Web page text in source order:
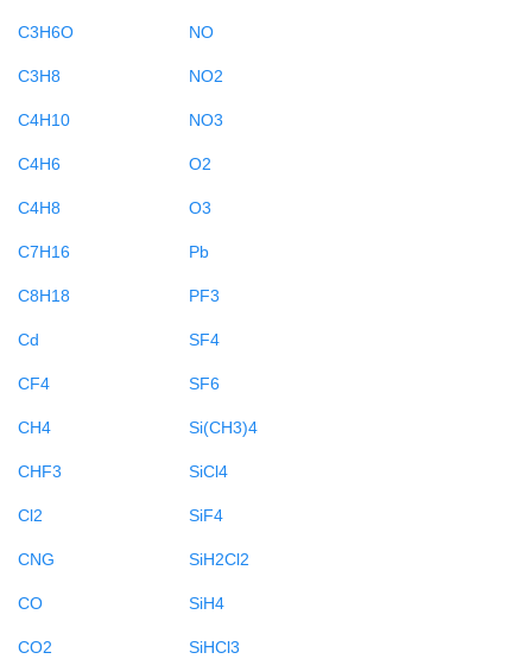
C3H6O
C3H8
C4H10
C4H6
C4H8
C7H16
C8H18
Cd
CF4
CH4
CHF3
Cl2
CNG
CO
CO2
NO
NO2
NO3
O2
O3
Pb
PF3
SF4
SF6
Si(CH3)4
SiCl4
SiF4
SiH2Cl2
SiH4
SiHCl3